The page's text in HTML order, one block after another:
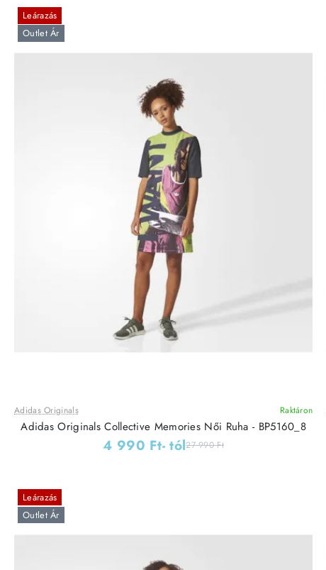
Leárazás
Outlet Ár
Adidas Originals Raktáron
Adidas Originals Collective Memories Női Ruha - BP5160_8
4 990 Ft- tól27 990 Ft
Leárazás
Outlet Ár